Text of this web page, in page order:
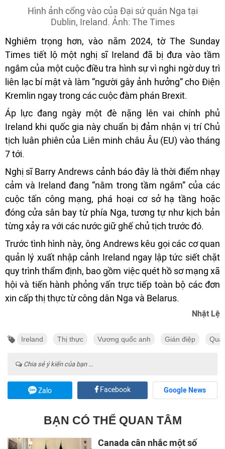
Hình ảnh cổng vào của Đại sứ quán Nga tại
Dublin, Ireland. Ảnh: The Times
Nghiêm trọng hơn, vào năm 2024, tờ The Sunday
Times tiết lộ một nghị sĩ Ireland đã bị đưa vào tầm
ngắm của một cuộc điều tra hình sự vì nghi ngờ duy trì
liên lạc bí mật và làm “người gây ảnh hưởng” cho Điện
Kremlin ngay trong các cuộc đàm phán Brexit.
Áp lực đang ngày một đè nặng lên vai chính phủ
Ireland khi quốc gia này chuẩn bị đảm nhận vị trí Chủ
tịch luân phiên của Liên minh châu Âu (EU) vào tháng
7 tới.
Nghị sĩ Barry Andrews cảnh báo đây là thời điểm nhạy
cảm và Ireland đang “nằm trong tầm ngắm” của các
cuộc tấn công mạng, phá hoại cơ sở hạ tầng hoặc
đóng cửa sân bay từ phía Nga, tương tự như kịch bản
từng xảy ra với các nước giữ ghế chủ tịch trước đó.
Trước tình hình này, ông Andrews kêu gọi các cơ quan
quản lý xuất nhập cảnh Ireland ngay lập tức siết chặt
quy trình thẩm định, bao gồm việc quét hồ sơ mạng xã
hội và tiến hành phỏng vấn trực tiếp toàn bộ các đơn
xin cấp thị thực từ công dân Nga và Belarus.
Nhật Lệ
Ireland Thị thực Vương quốc anh Gián điệp
Chia sẻ ý kiến của bạn ...
Zalo Facebook Google News
BẠN CÓ THỂ QUAN TÂM
Canada cân nhắc một số